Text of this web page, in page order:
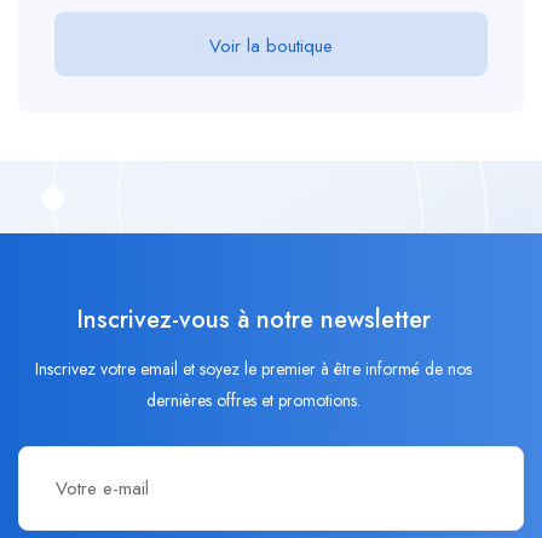
Voir la boutique
Inscrivez-vous à notre newsletter
Inscrivez votre email et soyez le premier à être informé de nos
dernières offres et promotions.